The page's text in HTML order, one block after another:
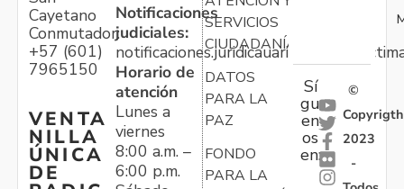
Cayetano
Conmutador:
+57 (601)
7965150
VENTA
NILLA
ÚNICA
DE
Notificaciones
judiciales:
Horario de
atención
Lunes a
viernes
8:00 a.m. –
6:00 p.m.
SERVICIOS
CIUDADANÍA
DATOS
PARA LA
PAZ
FONDO
PARA LA
Sí
gu
en
os
en:
©
Copyrigth
2023
-